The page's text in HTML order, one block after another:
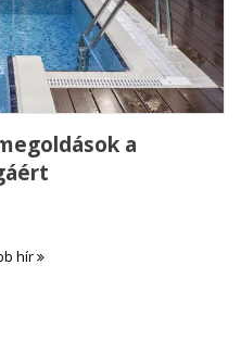
a
hír